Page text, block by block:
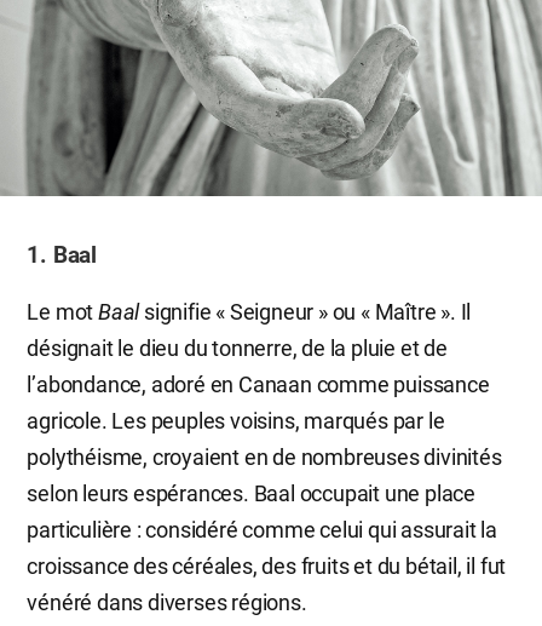
1. Baal
Le motBaalsignifie « Seigneur » ou « Maître ». Il
désignait le dieu du tonnerre, de la pluie et de
l’abondance, adoré en Canaan comme puissance
agricole. Les peuples voisins, marqués par le
polythéisme, croyaient en de nombreuses divinités
selon leurs espérances. Baal occupait une place
particulière : considéré comme celui qui assurait la
croissance des céréales, des fruits et du bétail, il fut
vénéré dans diverses régions.